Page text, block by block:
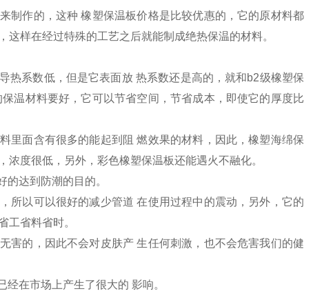
制作的，这种 橡塑保温板价格是比较优惠的，它的原材料都
样在经过特殊的工艺之后就能制成绝热保温的材料。
热系数低，但是它表面放 热系数还是高的，就和b2级橡塑保
温材料要好，它可以节省空间，节省成本，即使它的厚度比
里面含有很多的能起到阻 燃效果的材料，因此，橡塑海绵保
度很低，另外，彩色橡塑保温板还能遇火不融化。
达到防潮的目的。
所以可以很好的减少管道 在使用过程中的震动，另外，它的
工省料省时。
害的，因此不会对皮肤产 生任何刺激，也不会危害我们的健
在市场上产生了很大的 影响。